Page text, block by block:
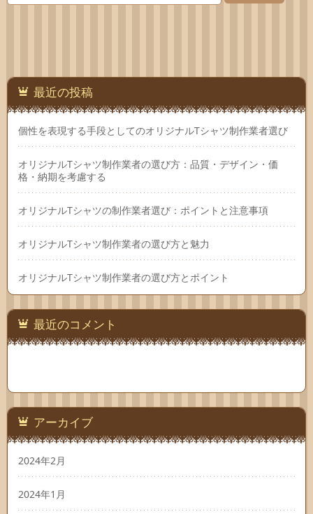
最近の投稿
個性を表現する手段としてのオリジナルTシャツ制作業者選び
オリジナルTシャツ制作業者の選び方：品質・デザイン・価
格・納期を考慮する
オリジナルTシャツの制作業者選び：ポイントと注意事項
オリジナルTシャツ制作業者の選び方と魅力
オリジナルTシャツ制作業者の選び方とポイント
最近のコメント
アーカイブ
2024年2月
2024年1月